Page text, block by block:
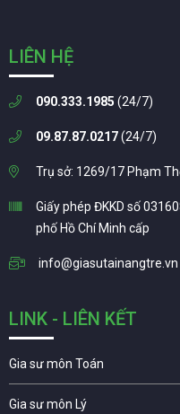
LIÊN HỆ
090.333.1985 (24/7)
09.87.87.0217(24/7)
Trụ sở: 1269/17 Phạm
Giấy phép ĐKKD số
phố Hồ Chí Minh cấp
info@giasutainangtre.vn
LINK - LIÊN KẾT
Gia sư môn Toán
Gia sư môn Lý